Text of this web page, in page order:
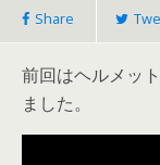
Share
前回はヘルメッ
ました。